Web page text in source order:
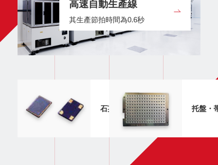
高速自動生產線
其生產節拍時間為0.6秒
石英諧振器的外觀・結構 托盤・